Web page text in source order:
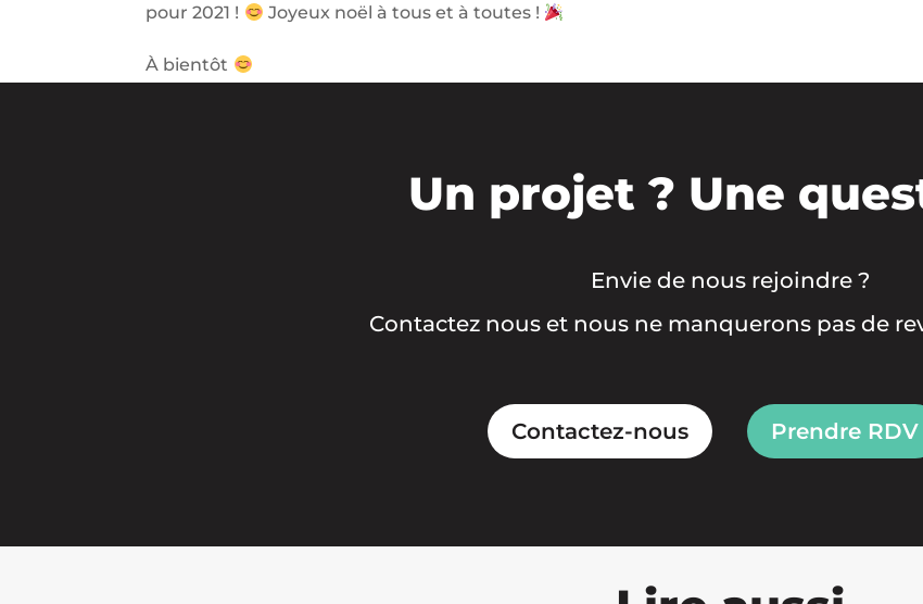
pour 2021 !
Joyeux noël à tous et à toutes !
À bientôt
Un projet ? Une
Envie de nous rejoindre ?
Contactez nous et nous ne manquerons pas de
Contactez-nous Prendre RDV